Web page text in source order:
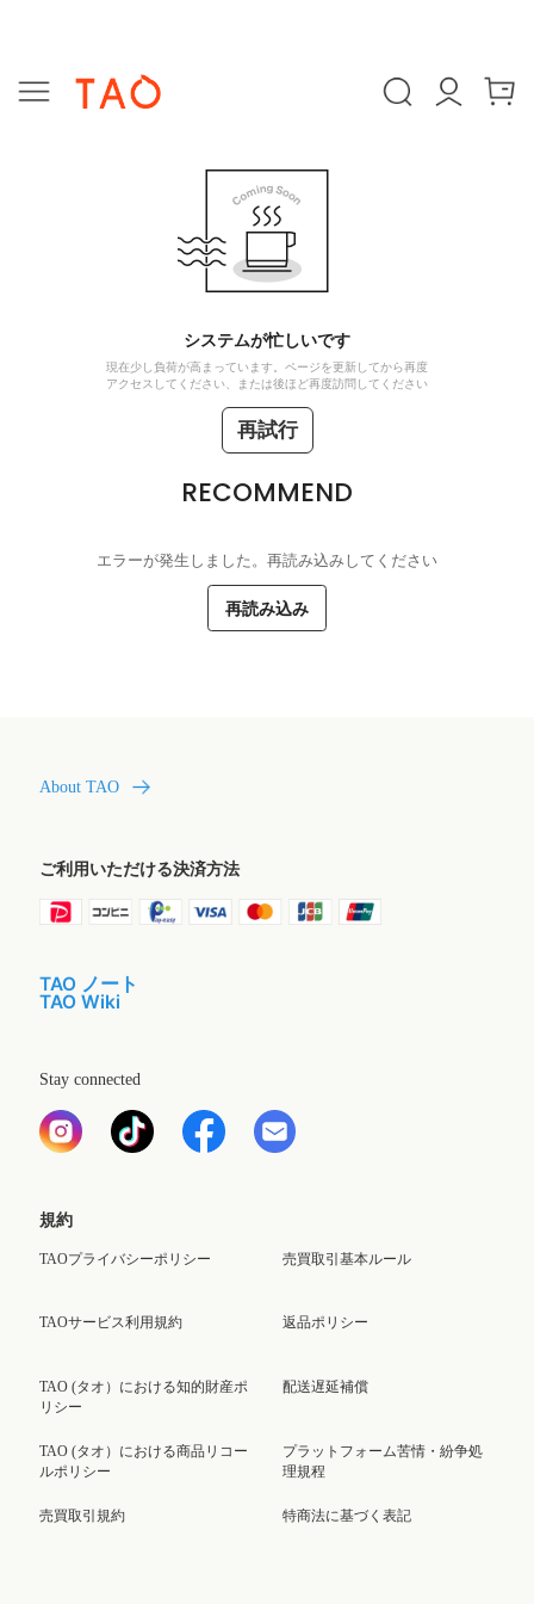
システムが忙しいです
現在少し負荷が高まっています。ページを更新してから再度
アクセスしてください、または後ほど再度訪問してください
再試行
RECOMMEND
エラーが発生しました。再読み込みしてください
再読み込み
About TAO
ご利用いただける決済方法
TAO ノート
TAO Wiki
Stay connected
規約
TAOプライバシーポリシー
TAOサービス利用規約
TAO (タオ）における知的財産ポ
リシー
TAO (タオ）における商品リコー
ルポリシー
売買取引規約
売買取引基本ルール
返品ポリシー
配送遅延補償
プラットフォーム苦情・紛争処
理規程
特商法に基づく表記